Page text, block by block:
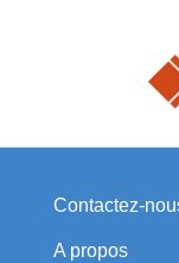
Contactez-
A propos